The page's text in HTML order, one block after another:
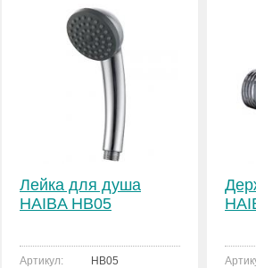
Лейка для душа
HAIBA HB05
Артикул:
HB05